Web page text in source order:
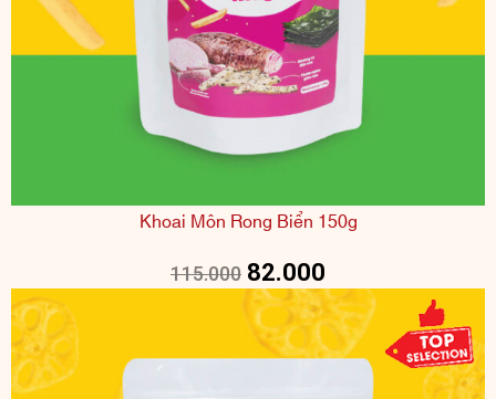
Khoai Môn Rong Biển 150g
115.000 82.000